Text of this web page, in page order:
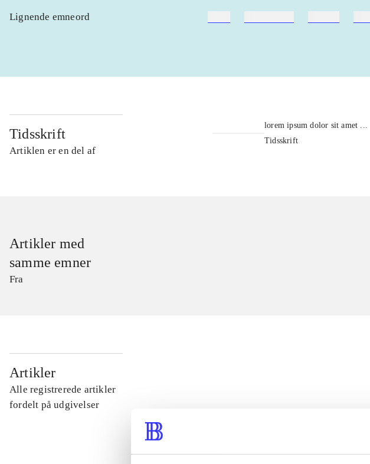
Lignende emneord
Tidsskrift
Artiklen er en del af
lorem ipsum dolor sit amet ...
Tidsskrift
Artikler med
samme emner
Fra
Artikler
Alle registrerede artikler
fordelt på udgivelser